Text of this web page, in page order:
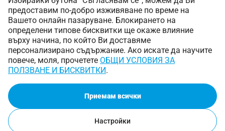
предоставим по-добро изживяване по време на
Вашето онлайн пазаруване. Блокирането на
определени типове бисквитки ще окаже влияние
върху начина, по който Ви доставяме
персонализирано съдържание. Ако искате да научите
повече, моля, прочетете ОБЩИ УСЛОВИЯ ЗА
ПОЛЗВАНЕ И БИСКВИТКИ.
Приемам всички
Настройки
Начини на доставка:
Copyright © 2025 Лили Дрогерие ЕООД. Всички права
запазени.
Онлайн магазин от